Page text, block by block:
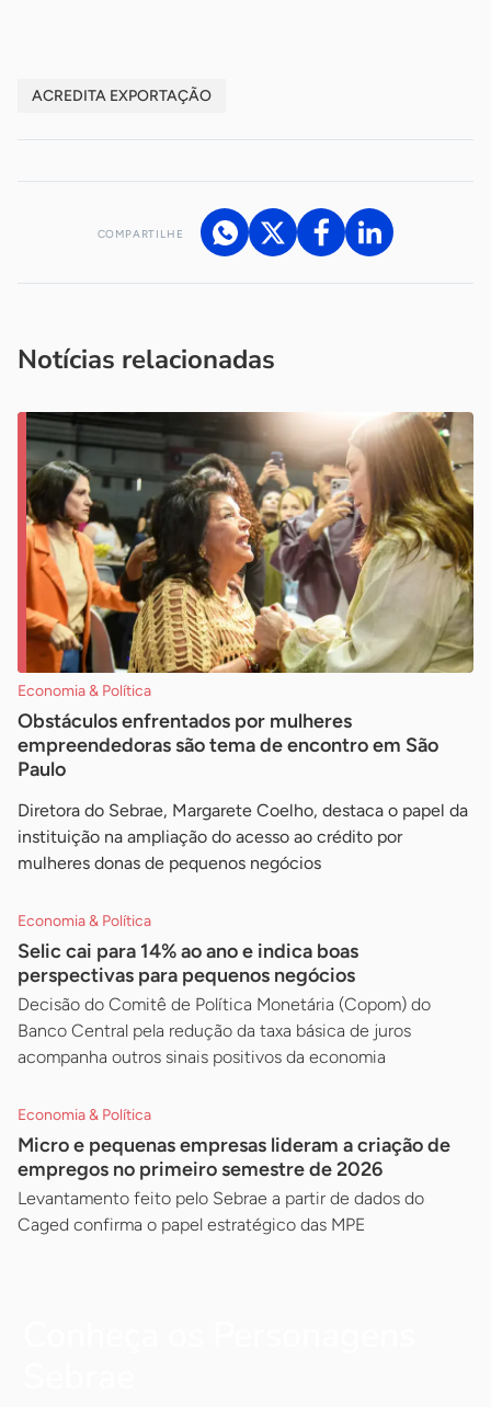
ACREDITA EXPORTAÇÃO
COMPARTILHE
Notícias relacionadas
Economia & Política
Obstáculos enfrentados por mulheres
empreendedoras são tema de encontro em São
Paulo
Diretora do Sebrae, Margarete Coelho, destaca o papel da
instituição na ampliação do acesso ao crédito por
mulheres donas de pequenos negócios
Economia & Política
Selic cai para 14% ao ano e indica boas
perspectivas para pequenos negócios
Decisão do Comitê de Política Monetária (Copom) do
Banco Central pela redução da taxa básica de juros
acompanha outros sinais positivos da economia
Economia & Política
Micro e pequenas empresas lideram a criação de
empregos no primeiro semestre de 2026
Levantamento feito pelo Sebrae a partir de dados do
Caged confirma o papel estratégico das MPE